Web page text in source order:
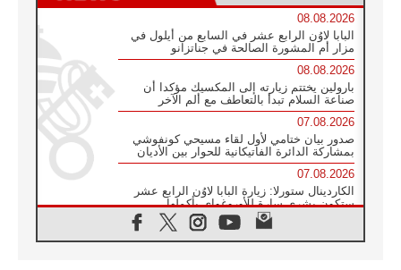
08.08.2026
البابا لاوُن الرابع عشر في السابع من أيلول في
مزار أم المشورة الصالحة في جناتزانو
08.08.2026
بارولين يختتم زيارته إلى المكسيك مؤكدا أن
صناعة السلام تبدأ بالتعاطف مع ألم الآخر
07.08.2026
صدور بيان ختامي لأول لقاء مسيحي كونفوشي
بمشاركة الدائرة الفاتيكانية للحوار بين الأديان
07.08.2026
الكاردينال ستورلا: زيارة البابا لاوُن الرابع عشر
ستكون بشرى سارة للأوروغواي بأكملها
الفاتيكان يعلن برنامج الزيارة الرسولية للبابا لاوُن